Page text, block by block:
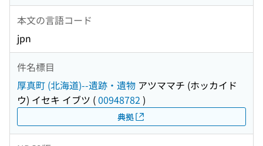
本文の言語コード
jpn
件名標目
厚真町 (北海道)--遺跡・遺物 アツママチ (ホッカイド
ウ) イセキ イブツ (00948782 )
典拠